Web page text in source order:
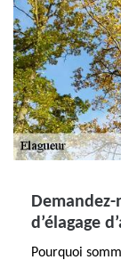
d’élagage
Pourquoi